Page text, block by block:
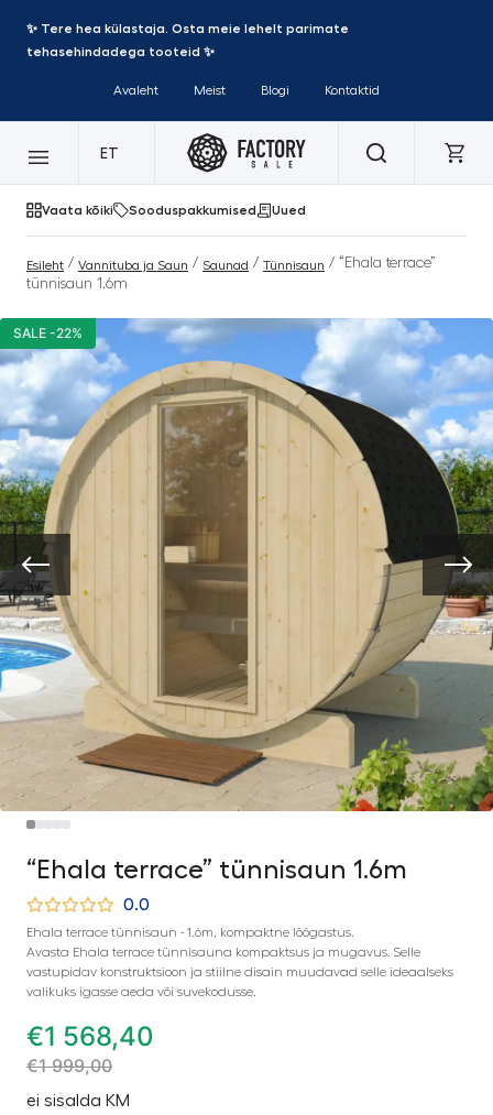
✨ Tere hea külastaja. Osta meie lehelt parimate
tehasehindadega tooteid ✨
Avaleht Meist Blogi Kontaktid
ET
Vaata kõiki Sooduspakkumised Uued
Esileht / Vannituba ja Saun / Saunad / Tünnisaun / “Ehala terrace”
tünnisaun 1.6m
SALE -22%
“Ehala terrace” tünnisaun 1.6m
0.0
Ehala terrace tünnisaun - 1.6m, kompaktne lõõgastus.
Avasta Ehala terrace tünnisauna kompaktsus ja mugavus. Selle
vastupidav konstruktsioon ja stiilne disain muudavad selle ideaalseks
valikuks igasse aeda või suvekodusse.
€1 568,40
€1 999,00
ei sisalda KM